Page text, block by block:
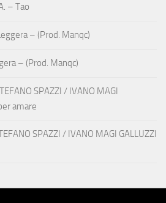
– Tao
– (Prod. Manqc)
– (Prod. Manqc)
SPAZZI / IVANO MAGI
amare
SPAZZI / IVANO MAGI GALLUZZI